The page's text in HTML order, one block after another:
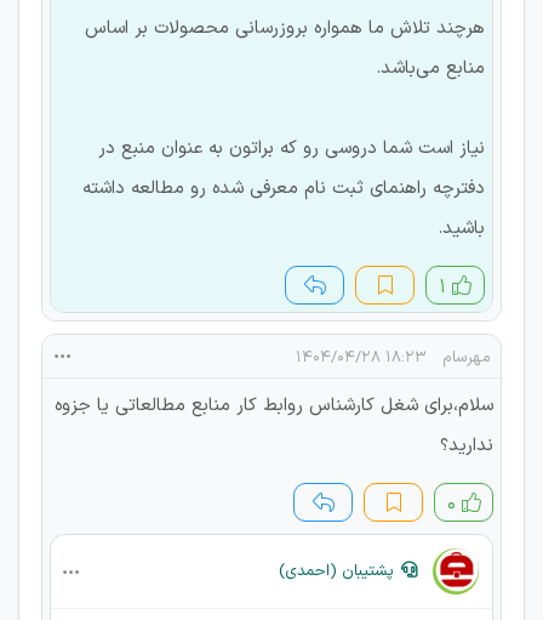
هرچند تلاش ما همواره بروزرسانی محصولات بر اساس
منابع می‌باشد.
نیاز است شما دروسی رو که براتون به عنوان منبع در
دفترچه راهنمای ثبت نام معرفی شده رو مطالعه داشته
باشید.
۱
مهرسام ۱۸:۲۳ ۱۴۰۴/۰۴/۲۸
سلام،برای شغل کارشناس روابط کار منابع مطالعاتی یا جزوه
ندارید؟
۰
پشتیبان (احمدی)